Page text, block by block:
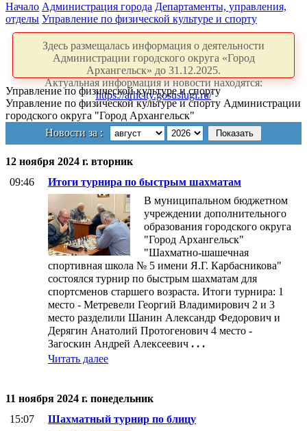
Начало Администрация города Департаменты, управления,
отделы Управление по физической культуре и спорту
Здесь размещалась информация о деятельности
Администрации городского округа «Город
Архангельск» до 31.12.2025.
Актуальная информация и новости находятся:
https://arhcity.gosuslugi.ru/
Управление по физической культуре и спорту
Управление по физической культуре и спорту Администрации
городского округа "Город Архангельск"
Новости за :
12 ноября 2024 г. вторник
09:46
Итоги турнира по быстрым шахматам
В муниципальном бюджетном
учреждении дополнительного
образования городского округа
"Город Архангельск"
"Шахматно-шашечная
спортивная школа № 5 имени Я.Г. Карбасникова"
состоялся турнир по быстрым шахматам для
спортсменов старшего возраста. Итоги турнира: 1
место - Метревели Георгий Владимирович 2 и 3
место разделили Шанин Александр Федорович и
Дерягин Анатолий Протогенович 4 место -
Загоскин Андрей Алексеевич . . .
Читать далее
11 ноября 2024 г. понедельник
15:07
Шахматный турнир по блицу